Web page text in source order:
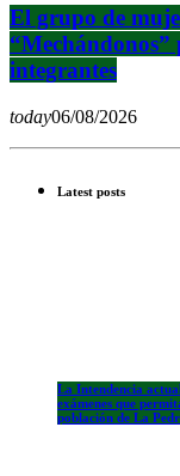
El grupo de
“Mechándonos”
integrantes
today06/08/2026
Latest posts
La Intendencia
exámenes que
población de La